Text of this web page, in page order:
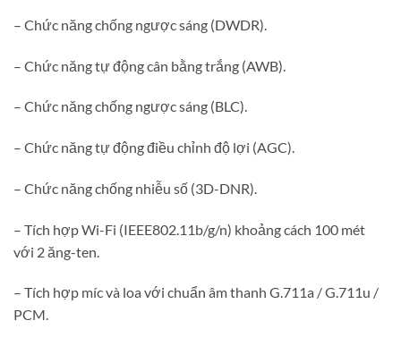
– Chức năng chống ngược sáng (DWDR).
– Chức năng tự động cân bằng trắng (AWB).
– Chức năng chống ngược sáng (BLC).
– Chức năng tự động điều chỉnh độ lợi (AGC).
– Chức năng chống nhiễu số (3D-DNR).
– Tích hợp Wi-Fi (IEEE802.11b/g/n) khoảng cách 100 mét
với 2 ăng-ten.
– Tích hợp míc và loa với chuẩn âm thanh G.711a / G.711u /
PCM.